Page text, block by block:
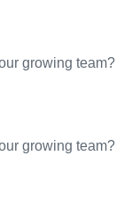
growing team?
growing team?